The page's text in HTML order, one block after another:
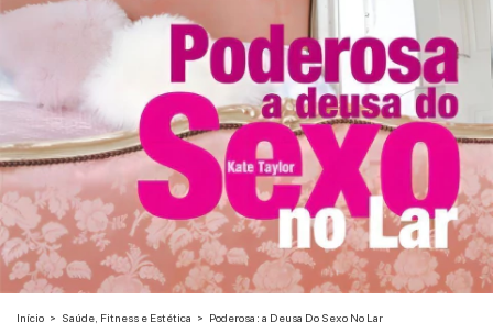
Início > Saúde, Fitness e Estética > Poderosa : a Deusa Do Sexo No Lar